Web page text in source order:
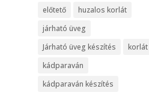
előtető
huzalos korlát
járható üveg
Járható üveg készítés
korlát
kádparaván
kádparaván készítés